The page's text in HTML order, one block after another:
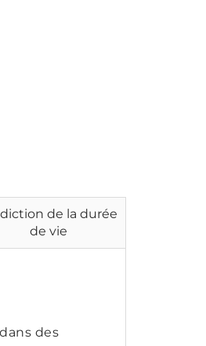
de la durée
de vie
des